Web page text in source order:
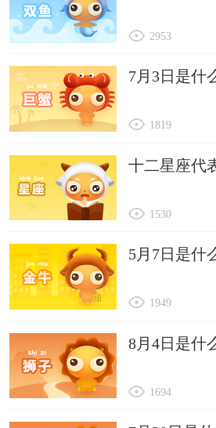
2953
7月3日是什
1819
十二星座代
1530
5月7日是什
1949
8月4日是什
1694